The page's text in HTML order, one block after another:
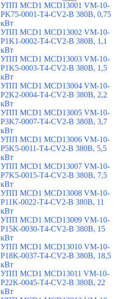
УПП MCD1 MCD13001 VM-10-
PK75-0001-T4-CV2-B 380В, 0,75
кВт
УПП MCD1 MCD13002 VM-10-
P1K1-0002-T4-CV2-B 380В, 1,1
кВт
УПП MCD1 MCD13003 VM-10-
P1K5-0003-T4-CV2-B 380В, 1,5
кВт
УПП MCD1 MCD13004 VM-10-
P2K2-0004-T4-CV2-B 380В, 2,2
кВт
УПП MCD1 MCD13005 VM-10-
P3K7-0007-T4-CV2-B 380В, 3,7
кВт
УПП MCD1 MCD13006 VM-10-
P5K5-0011-T4-CV2-B 380В, 5,5
кВт
УПП MCD1 MCD13007 VM-10-
P7K5-0015-T4-CV2-B 380В, 7,5
кВт
УПП MCD1 MCD13008 VM-10-
P11K-0022-T4-CV2-B 380В, 11
кВт
УПП MCD1 MCD13009 VM-10-
P15K-0030-T4-CV2-B 380В, 15
кВт
УПП MCD1 MCD13010 VM-10-
P18K-0037-T4-CV2-B 380В, 18,5
кВт
УПП MCD1 MCD13011 VM-10-
P22K-0045-T4-CV2-B 380В, 22
кВт